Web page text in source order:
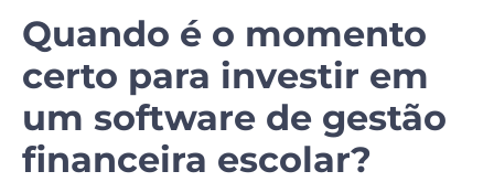
Quando é o momento
certo para investir em
um software de gestão
financeira escolar?